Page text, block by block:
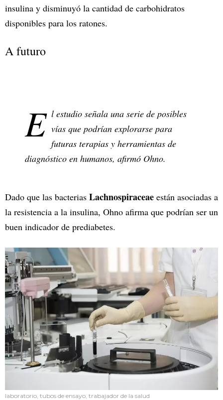
insulina y disminuyó la cantidad de carbohidratos
disponibles para los ratones.
A futuro
E l estudio señala una serie de posibles
vías que podrían explorarse para
futuras terapias y herramientas de
diagnóstico en humanos, afirmó Ohno.
Dado que las bacterias Lachnospiraceae están asociadas a
la resistencia a la insulina, Ohno afirma que podrían ser un
buen indicador de prediabetes.
laboratorio, tubos de ensayo, trabajador de la salud